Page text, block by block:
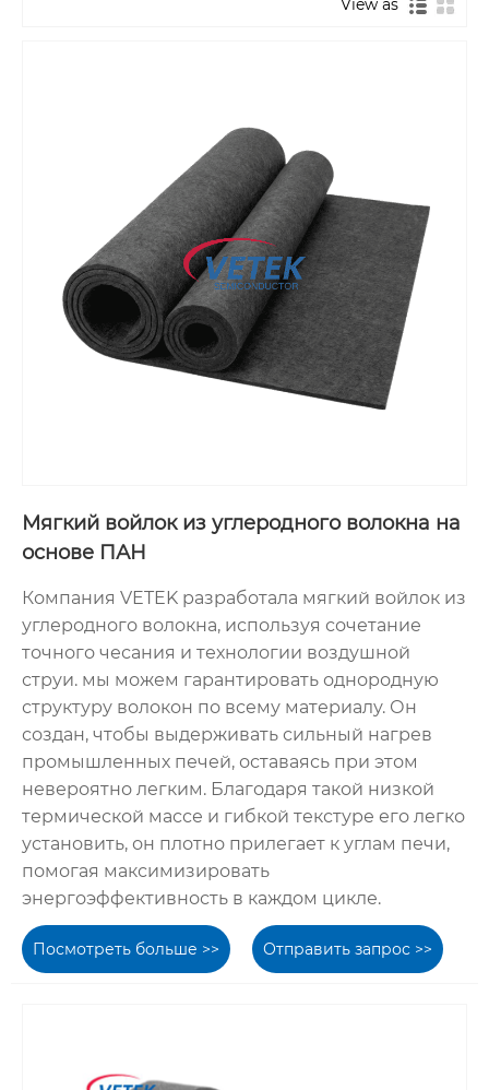
View as
Мягкий войлок из углеродного волокна на
основе ПАН
Компания VETEK разработала мягкий войлок из
углеродного волокна, используя сочетание
точного чесания и технологии воздушной
струи. мы можем гарантировать однородную
структуру волокон по всему материалу. Он
создан, чтобы выдерживать сильный нагрев
промышленных печей, оставаясь при этом
невероятно легким. Благодаря такой низкой
термической массе и гибкой текстуре его легко
установить, он плотно прилегает к углам печи,
помогая максимизировать
энергоэффективность в каждом цикле.
Посмотреть больше >> Отправить запрос >>